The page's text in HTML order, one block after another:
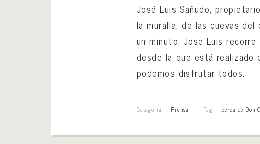
José Luis Sañudo,
la muralla, de las cuevas
un minuto, Jose Luis
desde la que está realizado
podemos disfrutar todos.
Categoría: Prensa Tag: cerca de Don